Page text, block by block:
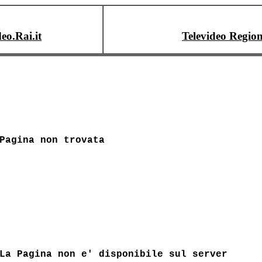
Televideo
Pagina non trovata
La Pagina non e' disponibile sul server